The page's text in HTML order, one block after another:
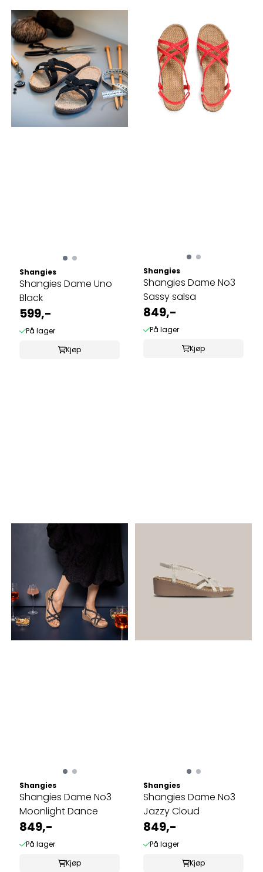
Shangies
Shangies Dame Uno
Black
599,-
På lager
Kjøp
Shangies
Shangies Dame No3
Sassy salsa
849,-
På lager
Kjøp
Shangies
Shangies Dame No3
Moonlight Dance
849,-
På lager
Kjøp
Shangies
Shangies Dame No3
Jazzy Cloud
849,-
På lager
Kjøp